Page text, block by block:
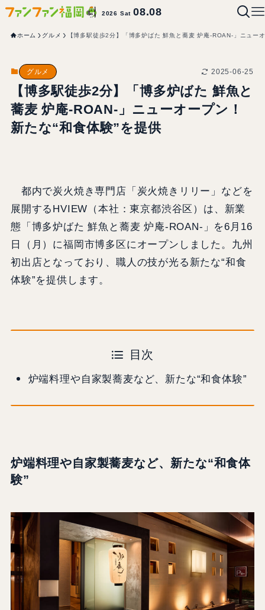
2026 Sat08.08
ホーム グルメ 【博多駅徒歩2分】「博多炉ばた 鮮魚と蕎麦 炉庵‑ROAN‑」ニュー
グルメ 2025-06-25
【博多駅徒歩2分】「博多炉ばた 鮮魚と
蕎麦 炉庵‑ROAN‑」ニューオープン！
新たな“和食体験”を提供
都内で炭火焼き専門店「炭火焼きリリー」などを
展開するHVIEW（本社：東京都渋谷区）は、新業
態「博多炉ばた 鮮魚と蕎麦 炉庵‑ROAN‑」を6月16
日（月）に福岡市博多区にオープンしました。九州
初出店となっており、職人の技が光る新たな“和食
体験”を提供します。
目次
炉端料理や自家製蕎麦など、新たな“和食体験”
炉端料理や自家製蕎麦など、新たな“和食体
験”